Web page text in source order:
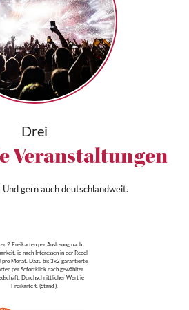
Drei
Veranstaltungen
gern auch deutschlandweit.
2 Freikarten per Auslosung nach
je nach Interessen in der Regel
pro Monat. Dazu bis 3x2 garantierte
per Sofortklick nach gewählter
Durchschnittlicher Wert je
Freikarte € (Stand ).